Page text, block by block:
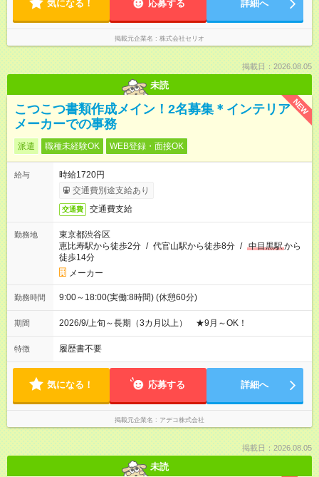
気になる！ 応募する 詳細へ
掲載元企業名 株式会社セリオ
掲載日：2026.08.05
未読
NEW
こつこつ書類作成メイン！2名募集＊インテリア
メーカーでの事務
派遣 職種未経験OK WEB登録・面接OK
給与
時給1720円
交通費別途支給あり
交通費 交通費支給
勤務地
東京都渋谷区
恵比寿駅から徒歩2分 / 代官山駅から徒歩8分 / 中目黒駅から
徒歩14分
メーカー
勤務時間 9:00～18:00(実働:8時間) (休憩60分)
期間 2026/9/上旬～長期（3カ月以上） ★9月～OK！
特徴 履歴書不要
気になる！ 応募する 詳細へ
掲載元企業名 アデコ株式会社
掲載日：2026.08.05
未読